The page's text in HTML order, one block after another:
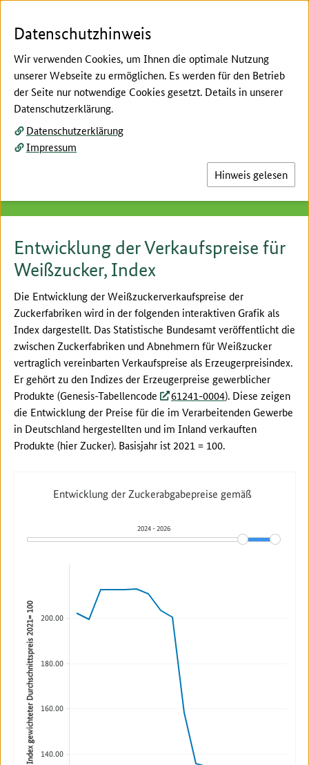
Hier beginnt der Hauptinhalt dieser Seite
Erzeugerpreisindex Weißzucker
Hier finden Sie die monatlichen Meldungen des
Erzeugerpreisindizes für Weißzucker.
Entwicklung der Verkaufspreise für
Weißzucker, Index
Die Entwicklung der Weißzuckerverkaufspreise der
Zuckerfabriken wird in der folgenden interaktiven Grafik als
Index dargestellt. Das Statistische Bundesamt veröffentlicht die
zwischen Zuckerfabriken und Abnehmern für Weißzucker
vertraglich vereinbarten Verkaufspreise als Erzeugerpreisindex.
Er gehört zu den Indizes der Erzeugerpreise gewerblicher
Produkte (Genesis-Tabellencode
61241-0004). Diese zeigen
die Entwicklung der Preise für die im Verarbeitenden Gewerbe
in Deutschland hergestellten und im Inland verkauften
Produkte (hier Zucker). Basisjahr ist 2021 = 100.
Datenschutzhinweis
Wir verwenden Cookies, um Ihnen die optimale Nutzung
unserer Webseite zu ermöglichen. Es werden für den Betrieb
der Seite nur notwendige Cookies gesetzt. Details in unserer
Datenschutzerklärung.
Datenschutzerklärung
Impressum
Hinweis gelesen